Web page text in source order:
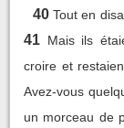
40 Tout en
41 Mais ils
croire et
Avez-vous
un morceau de